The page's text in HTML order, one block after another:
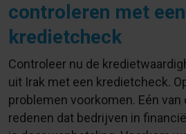
controleren met een
kredietcheck
Controleer nu de
uit Irak met een kredietcheck.
problemen voorkomen. Eén
redenen dat bedrijven in